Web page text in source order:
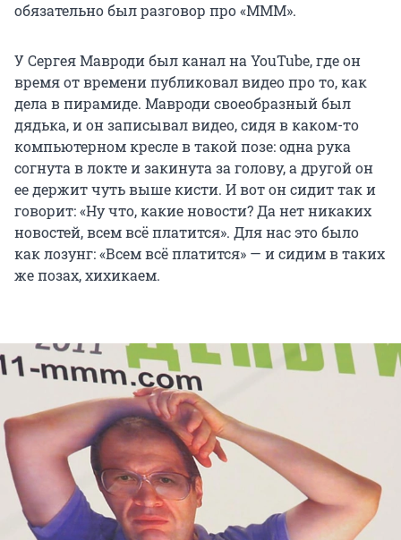
обязательно был разговор про «МММ».
У Сергея Мавроди был канал на YouTube, где он
время от времени публиковал видео про то, как
дела в пирамиде. Мавроди своеобразный был
дядька, и он записывал видео, сидя в каком-то
компьютерном кресле в такой позе: одна рука
согнута в локте и закинута за голову, а другой он
ее держит чуть выше кисти. И вот он сидит так и
говорит: «Ну что, какие новости? Да нет никаких
новостей, всем всё платится». Для нас это было
как лозунг: «Всем всё платится» — и сидим в таких
же позах, хихикаем.